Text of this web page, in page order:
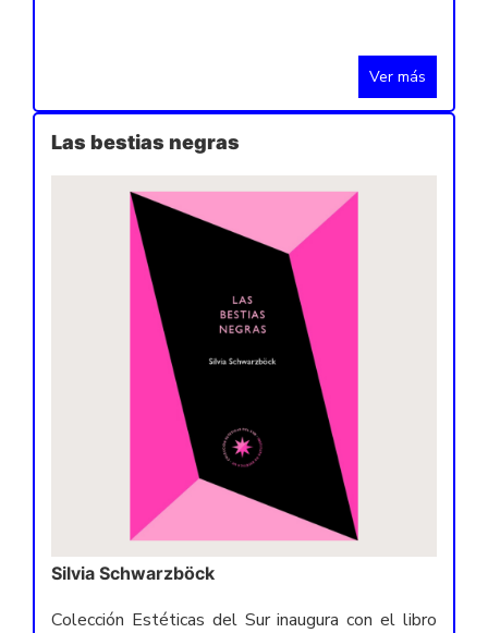
Ver más
Las bestias negras
Silvia Schwarzböck
Colección Estéticas del Sur inaugura con el libro